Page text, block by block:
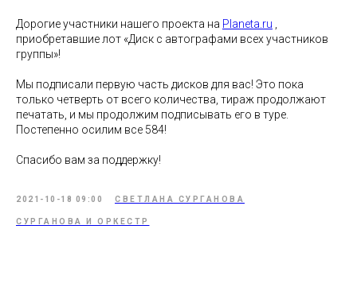
Дорогие участники нашего проекта на Planeta.ru
приобретавшие лот «Диск с автографами всех участников
группы»!
Мы подписали первую часть дисков для вас! Это пока
только четверть от всего количества, тираж продолжают
печатать, и мы продолжим подписывать его в туре.
Постепенно осилим все 584!
Спасибо вам за поддержку!
2021-10-18 09:00 СВЕТЛАНА СУРГАНОВА
СУРГАНОВА И ОРКЕСТР